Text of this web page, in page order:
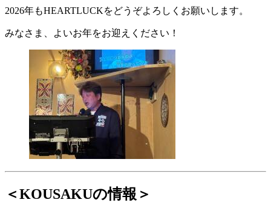
2026年もHEARTLUCKをどうぞよろしくお願いします。
みなさま、よいお年をお迎えください！
＜KOUSAKUの情報＞